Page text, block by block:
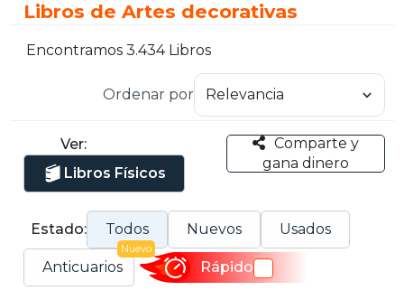
Libros de Artes decorativas
Encontramos 3.434 Libros
Ordenar por
Ver:
Libros Físicos
Comparte y
gana dinero
Estado: Todos Nuevos Usados
Anticuarios
Nuevo
Rápido